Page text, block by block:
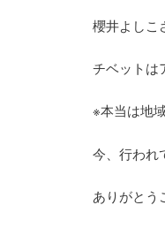
櫻井よしこ
チベットは
※本当は地
今、行われ
ありがとう